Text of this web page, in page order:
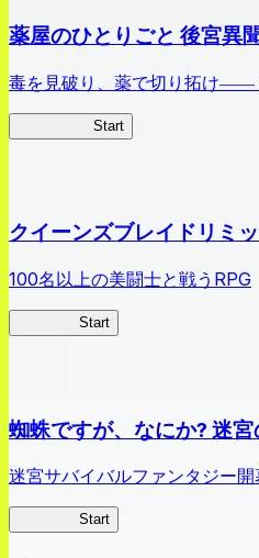
薬屋のひとりごと 後宮異
毒を見破り、薬で切り拓け――
Start
クイーンズブレイドリミ
100名以上の美闘士と戦うRPG
Start
蜘蛛ですが、なにか? 迷
迷宮サバイバルファンタジー開
Start